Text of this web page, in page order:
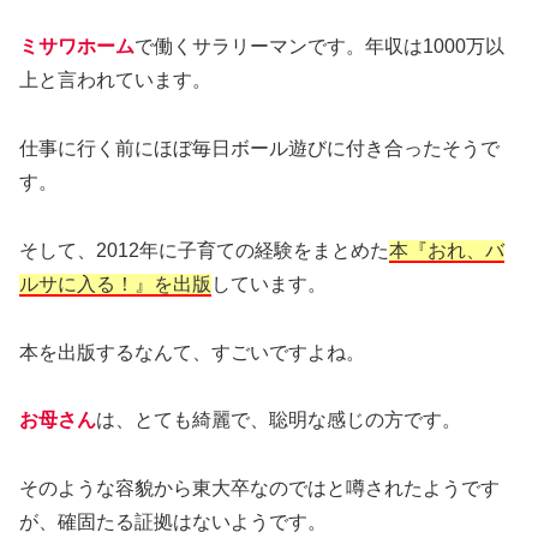
ミサワホームで働くサラリーマンです。年収は1000万以
上と言われています。
仕事に行く前にほぼ毎日ボール遊びに付き合ったそうで
す。
そして、2012年に子育ての経験をまとめた本『おれ、バ
ルサに入る！』を出版 しています。
本を出版するなんて、すごいですよね。
お母さんは、とても綺麗で、聡明な感じの方です。
そのような容貌から東大卒なのではと噂されたようです
が、確固たる証拠はないようです。